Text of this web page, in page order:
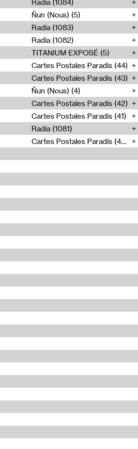
Radia (1084)
Ñun (Nous) (5)
Radia (1083)
Radia (1082)
TITANIUM EXPOSÉ (5)
Cartes Postales Paradis (44)
Cartes Postales Paradis (43)
Ñun (Nous) (4)
Cartes Postales Paradis (42)
Cartes Postales Paradis (41)
Radia (1081)
Cartes Postales Paradis (40)